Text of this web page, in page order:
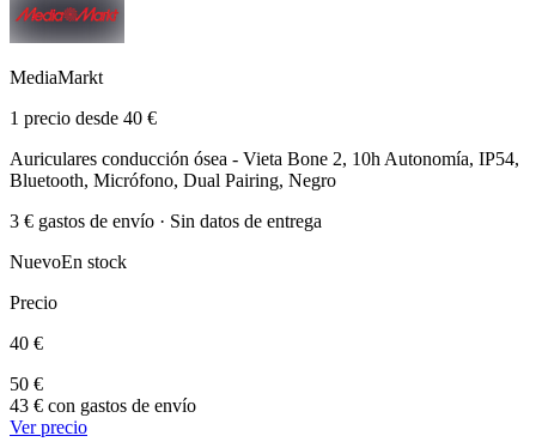
MediaMarkt
1 precio desde 40 €
Auriculares conducción ósea - Vieta Bone 2, 10h Autonomía, IP54,
Bluetooth, Micrófono, Dual Pairing, Negro
3 € gastos de envío · Sin datos de entrega
NuevoEn stock
Precio
40 €
50 €
43 € con gastos de envío
Ver precio